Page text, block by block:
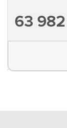
63 982